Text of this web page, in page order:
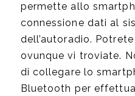
permette allo
connessione dati al
dell’autoradio.
ovunque vi troviate.
di collegare lo
Bluetooth per